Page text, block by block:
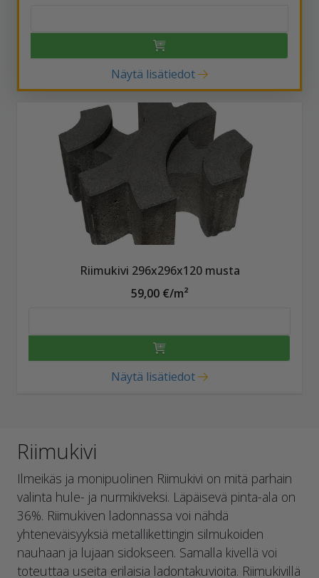
Näytä lisätiedot
Riimukivi 296x296x120 musta
59,00 €/m²
Näytä lisätiedot
Riimukivi
Ilmeikäs ja monipuolinen Riimukivi on mitä parhain
valinta hule- ja nurmikiveksi. Läpäisevä pinta-ala on
36%. Riimukiven ladonnassa voi nähdä
yhteneväisyyksiä metallikettingin silmukoiden
nauhaan ja lujaan sidokseen. Samalla kivellä voi
toteuttaa useita erilaisia ladontakuvioita. Riimukivillä